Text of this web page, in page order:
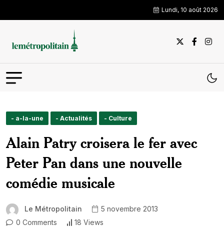
Lundi, 10 août 2026
- a-la-une - Actualités - Culture
Alain Patry croisera le fer avec
Peter Pan dans une nouvelle
comédie musicale
Le Métropolitain
5 novembre 2013
0 Comments
18 Views